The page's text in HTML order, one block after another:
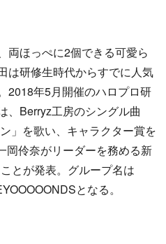
両ほっぺに2個できる可愛ら
は研修生時代からすでに人気
2018年5月開催のハロプロ研
、Berryz工房のシングル曲
」を歌い、キャラクター賞を
岡伶奈がリーダーを務める新
とが発表。グループ名は
となる。